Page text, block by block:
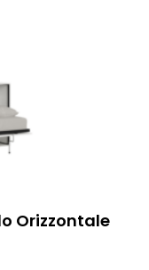
Orizzontale